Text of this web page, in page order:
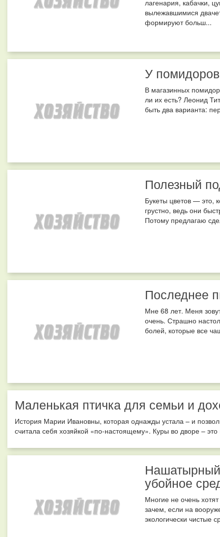
лагенария, кабачки,
вылежавшимися
формируют больш...
У
В магазинных
ли их есть? Леонид
быть два варианта:
Полезный
Букеты цветов — это,
грустно, ведь они
Потому предлагаю
Последнее
Мне 68 лет. Меня
очень. Страшно
болей, которые все
Маленькая птичка для семьи и
История Марии Ивановны, которая однажды устала – и
считала себя хозяйкой «по-настоящему». Куры во дворе –
убойное
Многие не очень
зачем, если на
экологически чистые